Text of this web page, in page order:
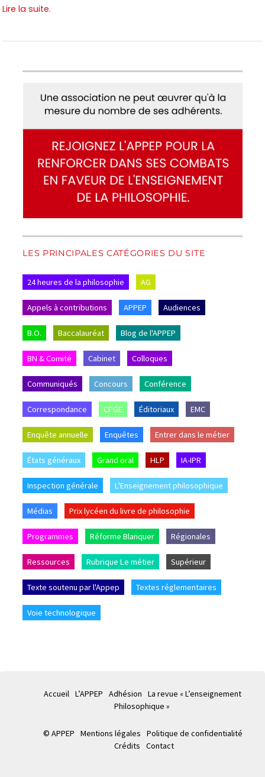
Lire la suite.
LES PRINCIPALES CATÉGORIES DU SITE
24 heures de la philosophie AG
Appels à contributions APPEP Audiences
B.O. Baccalauréat Blog de l'APPEP
BN & Comité Cabinet Colloques
Communiqués Concours Conférence
Correspondance CPGE Éditoriaux EMC
Enquête annuelle Enquêtes Entrer dans le métier
États généraux Grand oral HLP IA-IPR
Inspection générale L'Enseignement philosophique
Médias Prix lycéen du livre de philosophie
Programmes Réforme Blanquer Régionales
Ressources Rubrique Le métier Supérieur
Texte soutenu par l'Appep Textes réglementaires
Voie technologique
Accueil L’APPEP Adhésion
La revue « L’enseignement
Philosophique »
© APPEP Mentions légales
Politique de confidentialité
Crédits
Contact